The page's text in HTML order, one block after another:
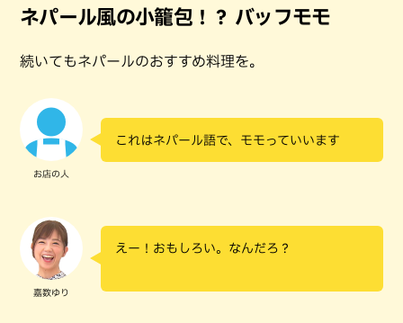
ネパール風の小籠包！？ バッフモモ
続いてもネパールのおすすめ料理を。
お店の人
これはネパール語で、モモっていいます
嘉数ゆり
えー！おもしろい。なんだろ？